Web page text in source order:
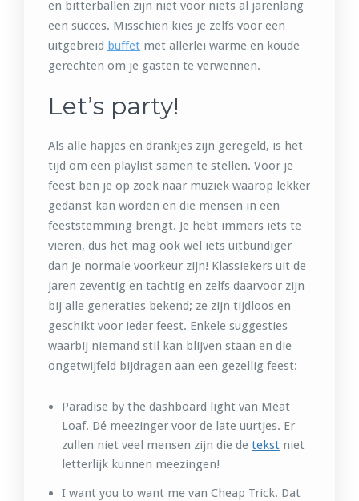
en bitterballen zijn niet voor niets al jarenlang
een succes. Misschien kies je zelfs voor een
uitgebreid buffet met allerlei warme en koude
gerechten om je gasten te verwennen.
Let’s party!
Als alle hapjes en drankjes zijn geregeld, is het
tijd om een playlist samen te stellen. Voor je
feest ben je op zoek naar muziek waarop lekker
gedanst kan worden en die mensen in een
feeststemming brengt. Je hebt immers iets te
vieren, dus het mag ook wel iets uitbundiger
dan je normale voorkeur zijn! Klassiekers uit de
jaren zeventig en tachtig en zelfs daarvoor zijn
bij alle generaties bekend; ze zijn tijdloos en
geschikt voor ieder feest. Enkele suggesties
waarbij niemand stil kan blijven staan en die
ongetwijfeld bijdragen aan een gezellig feest:
Paradise by the dashboard light van Meat
Loaf. Dé meezinger voor de late uurtjes. Er
zullen niet veel mensen zijn die de tekst niet
letterlijk kunnen meezingen!
I want you to want me van Cheap Trick. Dat